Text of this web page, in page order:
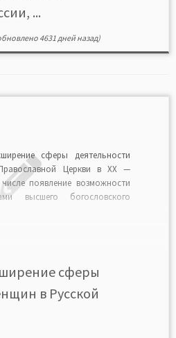
...
4631 дней назад)
сферы деятельности
Церкви в XX —
появление возможности
высшего богословского
сферы
в Русской